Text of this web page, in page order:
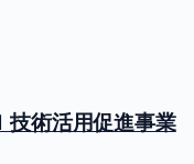
技術活用促進事業